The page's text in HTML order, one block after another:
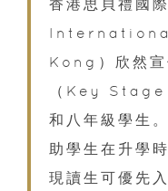
香港思貝禮國
Kong）欣然
（Key Stage
和八年級學生
助學生在升學
現讀生可優先